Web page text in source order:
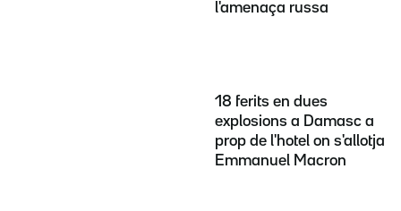
l'amenaça russa
18 ferits en dues
explosions a Damasc a
prop de l'hotel on s'allotja
Emmanuel Macron